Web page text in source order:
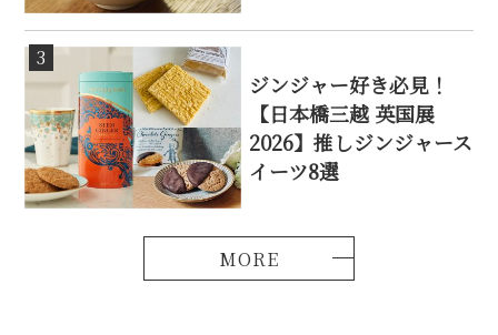
3
ジンジャー好き必見！
【日本橋三越 英国展
2026】推しジンジャース
イーツ8選